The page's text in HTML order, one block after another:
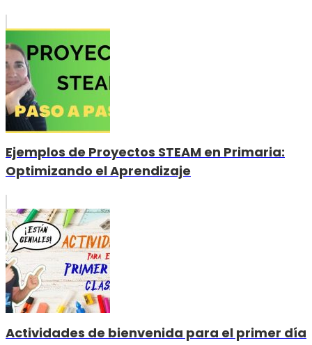
Ejemplos de Proyectos STEAM en Primaria:
Optimizando el Aprendizaje
Actividades de bienvenida para el primer día